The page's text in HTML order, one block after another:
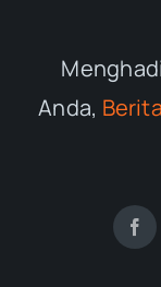
Anda,